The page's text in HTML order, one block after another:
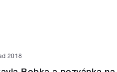
2018